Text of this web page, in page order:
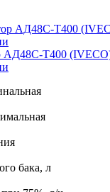
АД48С-Т400
бака, л